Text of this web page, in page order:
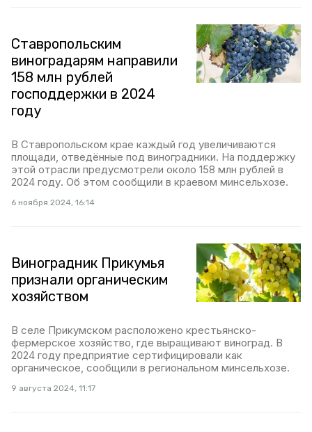
Ставропольским
виноградарям направили
158 млн рублей
господдержки в 2024
году
В Ставропольском крае каждый год увеличиваются
площади, отведённые под виноградники. На поддержку
этой отрасли предусмотрели около 158 млн рублей в
2024 году. Об этом сообщили в краевом минсельхозе.
6 ноября 2024, 16:14
Виноградник Прикумья
признали органическим
хозяйством
В селе Прикумском расположено крестьянско-
фермерское хозяйство, где выращивают виноград. В
2024 году предприятие сертифицировали как
органическое, сообщили в региональном минсельхозе.
9 августа 2024, 11:17